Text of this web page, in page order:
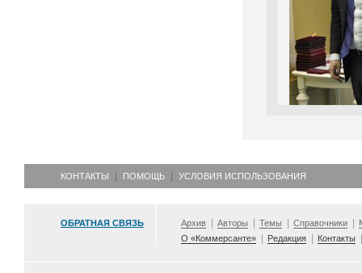
КОНТАКТЫ ПОМОЩЬ УСЛОВИЯ ИСПОЛЬЗОВАНИЯ
ОБРАТНАЯ СВЯЗЬ Архив Авторы Темы Справочники
О «Коммерсанте»
Редакция Контакты